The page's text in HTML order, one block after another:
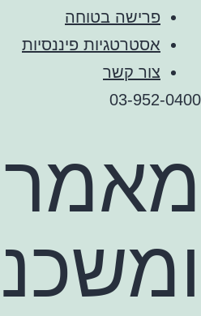
פרישה בטוחה
אסטרטגיות פיננסיות
צור קשר
03-952-0400